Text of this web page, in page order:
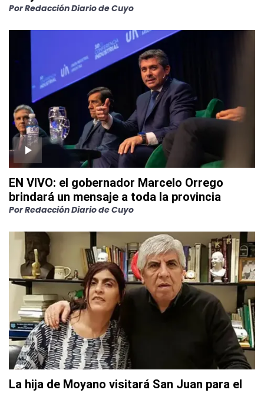
PorRedacción Diario de Cuyo
EN VIVO: el gobernador Marcelo Orrego
brindará un mensaje a toda la provincia
PorRedacción Diario de Cuyo
La hija de Moyano visitará San Juan para el